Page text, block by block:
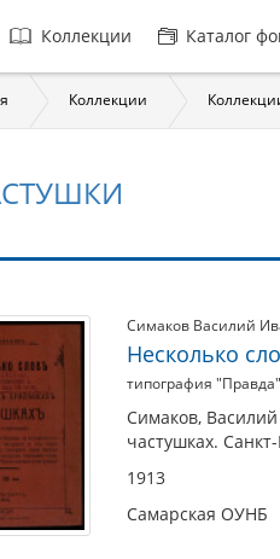
Главная
навигация
Коллекции Каталог
Коллекции
Симаков Василий
Несколько
типография "Правда"
Симаков,
частушках.
1913
Самарская ОУНБ